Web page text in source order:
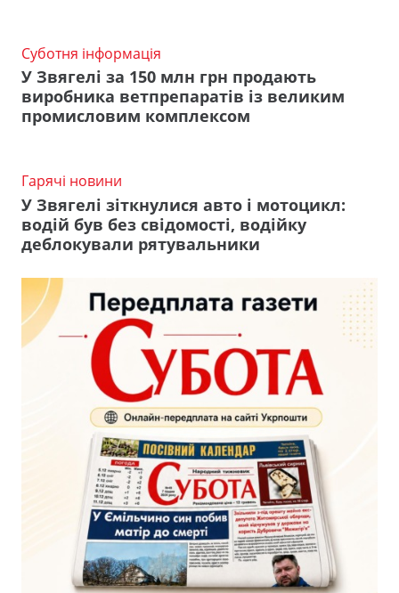
Суботня інформація
У Звягелі за 150 млн грн продають
виробника ветпрепаратів із великим
промисловим комплексом
Гарячі новини
У Звягелі зіткнулися авто і мотоцикл:
водій був без свідомості, водійку
деблокували рятувальники